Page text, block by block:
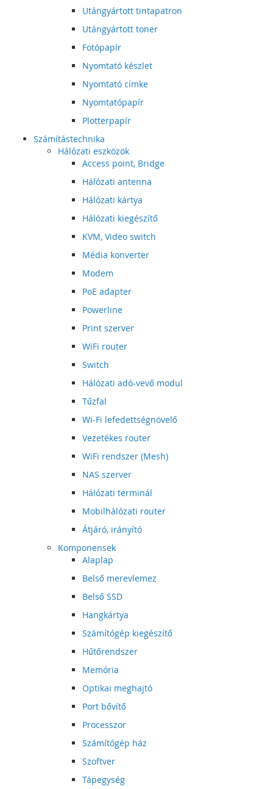
Utángyártott tintapatron
Utángyártott toner
Fotópapír
Nyomtató készlet
Nyomtató címke
Nyomtatópapír
Plotterpapír
Számítástechnika
Hálózati eszközök
Access point, Bridge
Hálózati antenna
Hálózati kártya
Hálózati kiegészítő
KVM, Video switch
Média konverter
Modem
PoE adapter
Powerline
Print szerver
WiFi router
Switch
Hálózati adó-vevő modul
Tűzfal
Wi-Fi lefedettségnövelő
Vezetékes router
WiFi rendszer (Mesh)
NAS szerver
Hálózati terminál
Mobilhálózati router
Átjáró, irányító
Komponensek
Alaplap
Belső merevlemez
Belső SSD
Hangkártya
Számítógép kiegészítő
Hűtőrendszer
Memória
Optikai meghajtó
Port bővítő
Processzor
Számítógép ház
Szoftver
Tápegység